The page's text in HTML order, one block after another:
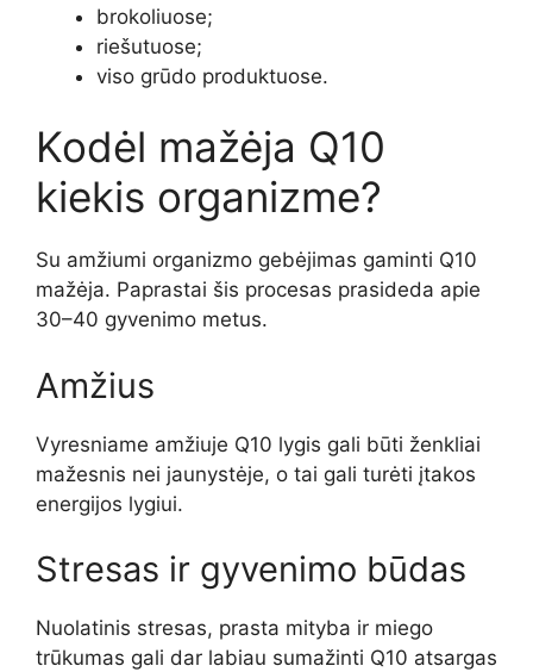
brokoliuose;
riešutuose;
viso grūdo produktuose.
Kodėl mažėja Q10
kiekis organizme?
Su amžiumi organizmo gebėjimas gaminti Q10
mažėja. Paprastai šis procesas prasideda apie
30–40 gyvenimo metus.
Amžius
Vyresniame amžiuje Q10 lygis gali būti ženkliai
mažesnis nei jaunystėje, o tai gali turėti įtakos
energijos lygiui.
Stresas ir gyvenimo būdas
Nuolatinis stresas, prasta mityba ir miego
trūkumas gali dar labiau sumažinti Q10 atsargas